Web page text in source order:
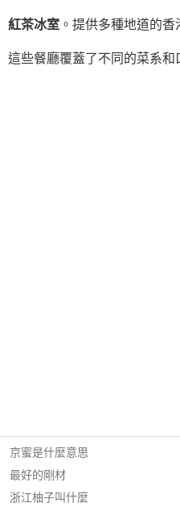
紅茶冰室 。提供多種地道的香
這些餐廳覆蓋了不同的菜系和
京蜜是什麼意思
最好的剛材
浙江柚子叫什麼